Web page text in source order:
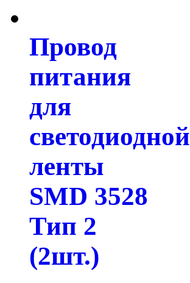
Провод
питания
для
светодиодной
ленты
SMD 3528
Тип 2
(2шт.)